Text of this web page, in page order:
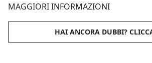
MAGGIORI INFORMAZIONI
HAI ANCORA DUBBI?